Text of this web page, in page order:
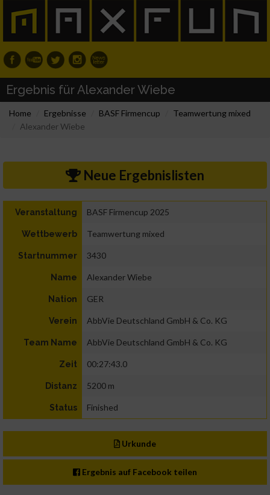
Ergebnis für Alexander Wiebe
Home Ergebnisse BASF Firmencup
Teamwertung mixed
Alexander Wiebe
Neue Ergebnislisten
Veranstaltung BASF Firmencup 2025
Wettbewerb Teamwertung mixed
Startnummer 3430
Name Alexander Wiebe
Nation GER
Verein AbbVie Deutschland GmbH & Co. KG
Team Name AbbVie Deutschland GmbH & Co. KG
Zeit 00:27:43.0
Distanz 5200 m
Status Finished
Urkunde
Ergebnis auf Facebook teilen